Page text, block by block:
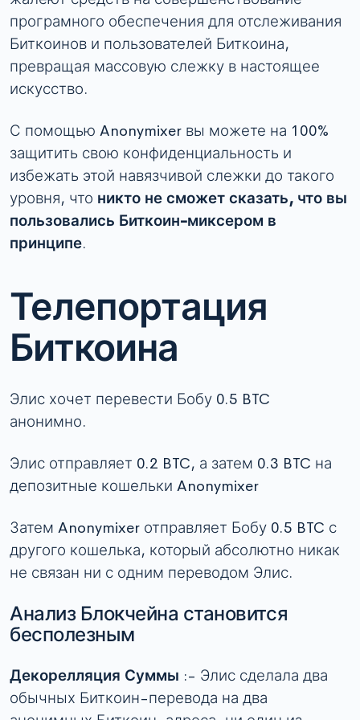
програмного обеспечения для отслеживания
Биткоинов и пользователей Биткоина,
превращая массовую слежку в настоящее
искусство.
С помощью Anonymixer вы можете на 100%
защитить свою конфиденциальность и
избежать этой навязчивой слежки до такого
уровня, что никто не сможет сказать, что вы
пользовались Биткоин-миксером в
принципе.
Телепортация
Биткоина
Элис хочет перевести Бобу 0.5 BTC
анонимно.
Элис отправляет 0.2 BTC, а затем 0.3 BTC на
депозитные кошельки Anonymixer
Затем Anonymixer отправляет Бобу 0.5 BTC с
другого кошелька, который абсолютно никак
не связан ни с одним переводом Элис.
Анализ Блокчейна становится
бесполезным
Декорелляция Суммы :- Элис сделала два
обычных Биткоин-перевода на два